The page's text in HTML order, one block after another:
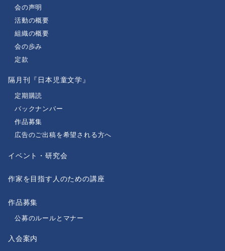
会の声明
活動の概要
組織の概要
会の歩み
定款
隔月刊『日本児童文学』
定期購読
バックナンバー
作品募集
広告のご出稿を希望される方へ
イベント・研究会
作家を目指す人のための講座
作品募集
公募のルールとマナー
入会案内